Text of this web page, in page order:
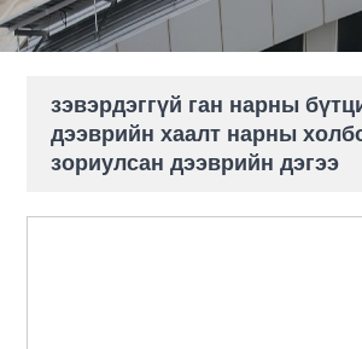
зэвэрдэггүй ган нарны
дээврийн хаалт нарны
зориулсан дээврийн дэгээ